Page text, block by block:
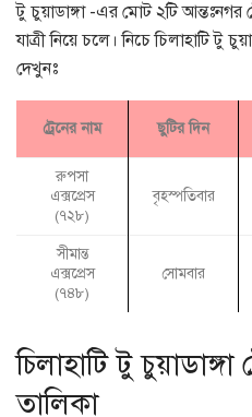
টু চুয়াডাঙ্গা -এর মোট ২টি আন্তঃনগর
যাত্রী নিয়ে চলে। নিচে চিলাহাটি টু
দেখুনঃ
ট্রেনের নাম ছুটির দিন
রুপসা
এক্সপ্রেস
(৭২৮)
বৃহস্পতিবার
সীমান্ত
এক্সপ্রেস
(৭৪৮)
সোমবার
চিলাহাটি টু চুয়াডাঙ্গা
তালিকা